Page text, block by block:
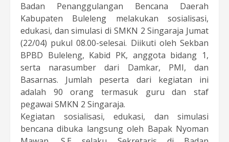
Badan Penanggulangan Bencana Daerah
Kabupaten Buleleng melakukan sosialisasi,
edukasi, dan simulasi di SMKN 2 Singaraja Jumat
(22/04) pukul 08.00-selesai. Diikuti oleh Sekban
BPBD Buleleng, Kabid PK, anggota bidang 1,
serta narasumber dari Damkar, PMI, dan
Basarnas. Jumlah peserta dari kegiatan ini
adalah 90 orang termasuk guru dan staf
pegawai SMKN 2 Singaraja.
Kegiatan sosialisasi, edukasi, dan simulasi
bencana dibuka langsung oleh Bapak Nyoman